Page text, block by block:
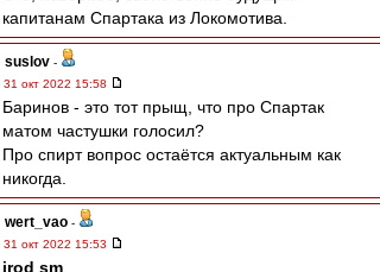
капитанам Спартака из Локомотива.
suslov -
31 окт 2022 15:58
Баринов - это тот прыщ, что про Спартак
матом частушки голосил?
Про спирт вопрос остаётся актуальным как
никогда.
wert_vao -
31 окт 2022 15:53
irod sm